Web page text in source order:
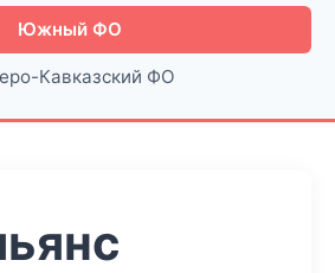
Южный ФО
Кавказский ФО